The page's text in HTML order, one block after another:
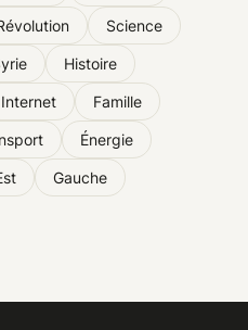
Science
Histoire
Internet Famille
Énergie
Gauche